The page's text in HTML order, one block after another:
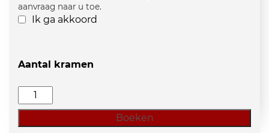
aanvraag naar u toe.
Ik ga akkoord
Aantal kramen
Verzamel
Jaarbeurs
Boeken